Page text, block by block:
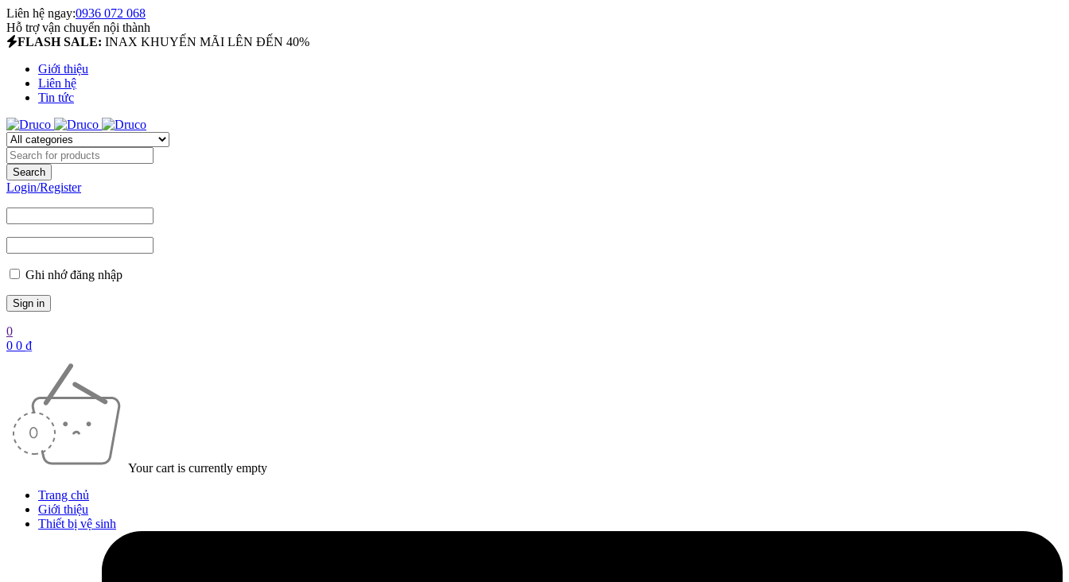
Liên hệ ngay:0936 072 068
Hỗ trợ vận chuyển nội thành
FLASH SALE: INAX KHUYẾN MÃI LÊN ĐẾN 40%
Giới thiệu
Liên hệ
Tin tức
Login/Register
Ghi nhớ đăng nhập
0
0 0 ₫
Your cart is currently empty
Trang chủ
Giới thiệu
Thiết bị vệ sinh